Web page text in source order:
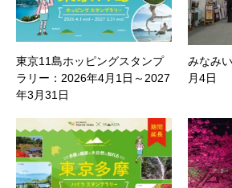
東京11島ホッピングスタンプ
ラリー：2026年4月1日～2027
年3月31日
みなみ
月4日